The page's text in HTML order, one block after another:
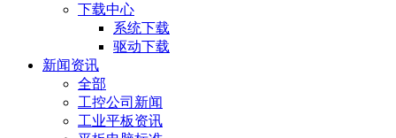
下载中心
系统下载
驱动下载
新闻资讯
全部
工控公司新闻
工业平板资讯